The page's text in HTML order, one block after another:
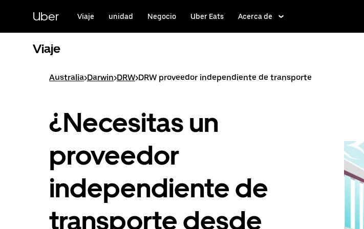
contenido
principal
Uber Viaje unidad Negocio Uber Eats Acerca de
Viaje
Australia>Darwin>DRW>DRW proveedor independiente de transporte
¿Necesitas un
proveedor
independiente de
transporte desde